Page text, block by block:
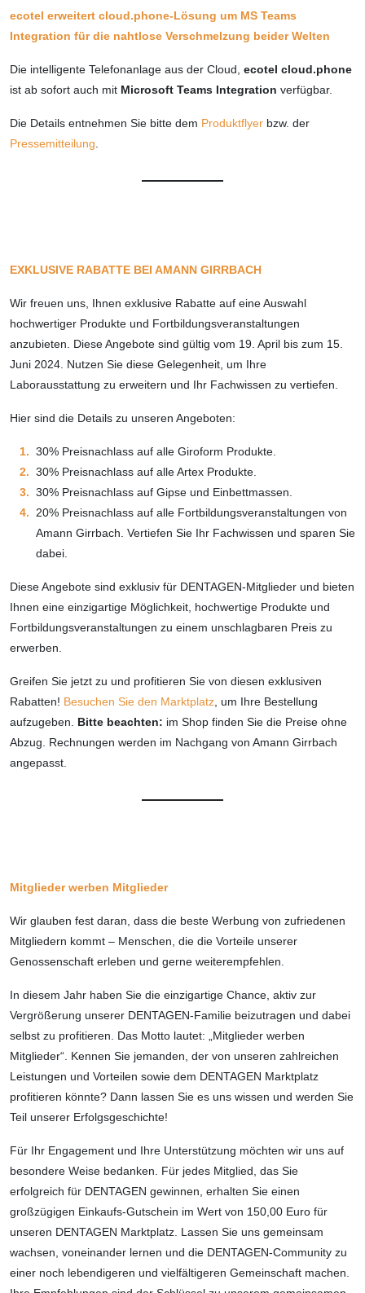
ecotel erweitert cloud.phone-Lösung um MS Teams
Integration für die nahtlose Verschmelzung beider Welten
Die intelligente Telefonanlage aus der Cloud, ecotel cloud.phone
ist ab sofort auch mit Microsoft Teams Integration verfügbar.
Die Details entnehmen Sie bitte dem Produktflyer bzw. der
Pressemitteilung
EXKLUSIVE RABATTE BEI AMANN GIRRBACH
Wir freuen uns, Ihnen exklusive Rabatte auf eine Auswahl
hochwertiger Produkte und Fortbildungsveranstaltungen
anzubieten. Diese Angebote sind gültig vom 19. April bis zum 15.
Juni 2024. Nutzen Sie diese Gelegenheit, um Ihre
Laborausstattung zu erweitern und Ihr Fachwissen zu vertiefen.
Hier sind die Details zu unseren Angeboten:
30% Preisnachlass auf alle Giroform Produkte.
30% Preisnachlass auf alle Artex Produkte.
30% Preisnachlass auf Gipse und Einbettmassen.
20% Preisnachlass auf alle Fortbildungsveranstaltungen von
Amann Girrbach. Vertiefen Sie Ihr Fachwissen und sparen Sie
dabei.
Diese Angebote sind exklusiv für DENTAGEN-Mitglieder und bieten
Ihnen eine einzigartige Möglichkeit, hochwertige Produkte und
Fortbildungsveranstaltungen zu einem unschlagbaren Preis zu
erwerben.
Greifen Sie jetzt zu und profitieren Sie von diesen exklusiven
Rabatten! Besuchen Sie den Marktplatz , um Ihre Bestellung
aufzugeben. Bitte beachten: im Shop finden Sie die Preise ohne
Abzug. Rechnungen werden im Nachgang von Amann Girrbach
angepasst.
Mitglieder werben Mitglieder
Wir glauben fest daran, dass die beste Werbung von zufriedenen
Mitgliedern kommt – Menschen, die die Vorteile unserer
Genossenschaft erleben und gerne weiterempfehlen.
In diesem Jahr haben Sie die einzigartige Chance, aktiv zur
Vergrößerung unserer DENTAGEN-Familie beizutragen und dabei
selbst zu profitieren. Das Motto lautet: „Mitglieder werben
Mitglieder“. Kennen Sie jemanden, der von unseren zahlreichen
Leistungen und Vorteilen sowie dem DENTAGEN Marktplatz
profitieren könnte? Dann lassen Sie es uns wissen und werden Sie
Teil unserer Erfolgsgeschichte!
Für Ihr Engagement und Ihre Unterstützung möchten wir uns auf
besondere Weise bedanken. Für jedes Mitglied, das Sie
erfolgreich für DENTAGEN gewinnen, erhalten Sie einen
großzügigen Einkaufs-Gutschein im Wert von 150,00 Euro für
unseren DENTAGEN Marktplatz. Lassen Sie uns gemeinsam
wachsen, voneinander lernen und die DENTAGEN-Community zu
einer noch lebendigeren und vielfältigeren Gemeinschaft machen.